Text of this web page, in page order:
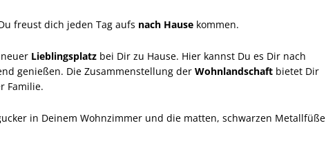
freust dich jeden Tag aufs nach Hause kommen.
Lieblingsplatz bei Dir zu Hause. Hier kannst Du es Dir nach
genießen. Die Zusammenstellung derWohnlandschaft bietet Dir
Familie.
in Deinem Wohnzimmer und die matten, schwarzen Metallfüße